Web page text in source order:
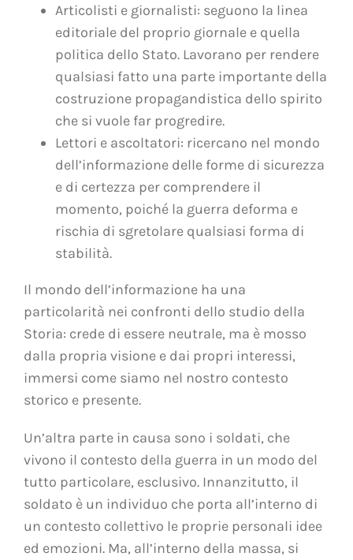
Articolisti e giornalisti: seguono la linea
editoriale del proprio giornale e quella
politica dello Stato. Lavorano per rendere
qualsiasi fatto una parte importante della
costruzione propagandistica dello spirito
che si vuole far progredire.
Lettori e ascoltatori: ricercano nel mondo
dell’informazione delle forme di sicurezza
e di certezza per comprendere il
momento, poiché la guerra deforma e
rischia di sgretolare qualsiasi forma di
stabilità.
Il mondo dell’informazione ha una
particolarità nei confronti dello studio della
Storia: crede di essere neutrale, ma è mosso
dalla propria visione e dai propri interessi,
immersi come siamo nel nostro contesto
storico e presente.
Un’altra parte in causa sono i soldati, che
vivono il contesto della guerra in un modo del
tutto particolare, esclusivo. Innanzitutto, il
soldato è un individuo che porta all’interno di
un contesto collettivo le proprie personali idee
ed emozioni. Ma, all’interno della massa, si